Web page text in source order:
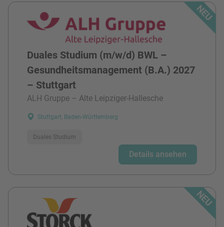
Duales Studium (m/w/d) BWL –
Gesundheitsmanagement (B.A.) 2027
– Stuttgart
ALH Gruppe – Alte Leipziger-Hallesche
Stuttgart, Baden-Württemberg
Duales Studium
Details ansehen